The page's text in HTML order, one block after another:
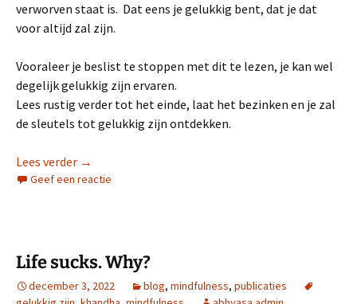
verworven staat is. Dat eens je gelukkig bent, dat je dat
voor altijd zal zijn.
Vooraleer je beslist te stoppen met dit te lezen, je kan wel
degelijk gelukkig zijn ervaren.
Lees rustig verder tot het einde, laat het bezinken en je zal
de sleutels tot gelukkig zijn ontdekken.
Lees verder Genieten en gelukkig zijn
→
Geef een reactie
Life sucks. Why?
december 3, 2022 blog, mindfulness, publicaties